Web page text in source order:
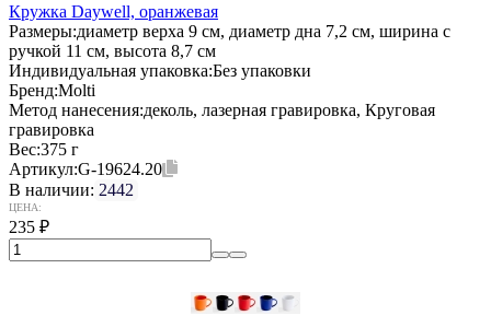
Кружка Daywell, оранжевая
Размеры:диаметр верха 9 см, диаметр дна 7,2 см, ширина с
ручкой 11 см, высота 8,7 см
Индивидуальная упаковка:Без упаковки
Бренд:Molti
Метод нанесения:деколь, лазерная гравировка, Круговая
гравировка
Вес:375 г
Артикул:G-19624.20
В наличии: 2442
ЦЕНА:
235 ₽